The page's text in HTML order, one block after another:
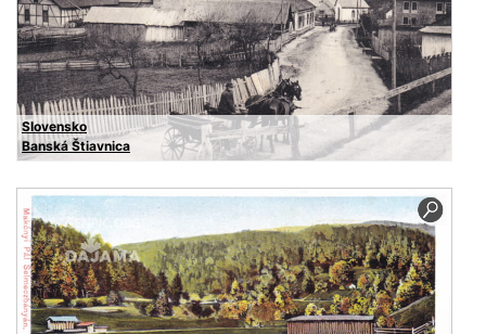
Slovensko
Banská Štiavnica